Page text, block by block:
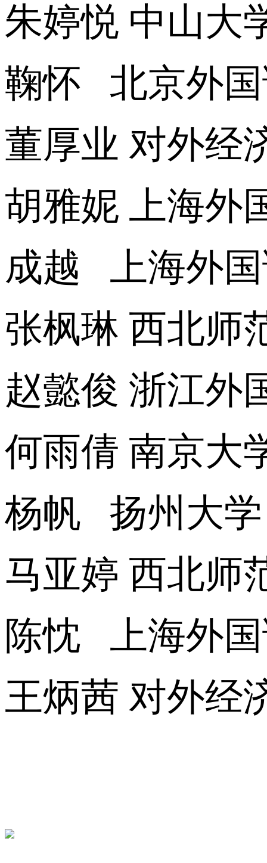
朱婷悦 中山大
鞠怀 北京外
董厚业 对外经
胡雅妮 上海外
成越 上海外国
张枫琳 西北师
赵懿俊 浙江外
何雨倩 南京大
杨帆 扬州大学
马亚婷 西北师
陈忱 上海外
王炳茜 对外经